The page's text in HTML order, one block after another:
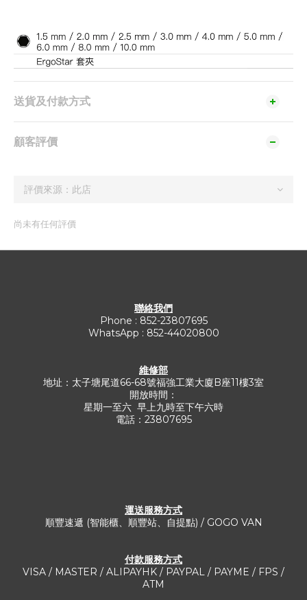
送貨及付款方式
顧客評價
尚未有任何評價
聯絡我們
Phone : 852-23807695
WhatsApp : 852-44020800
維修部
地址：太子塘尾道66-68號福強工業大廈B座11樓3室
開放時間：
星期一至六 早上九時至下午六時
電話：23807695
運送服務方式​
順豐速遞 (智能櫃、順豐站、自提點) / GOGO VAN
付款服務方式
VISA / MASTER / ALIPAYHK / PAYPAL / PAYME / FPS /
ATM